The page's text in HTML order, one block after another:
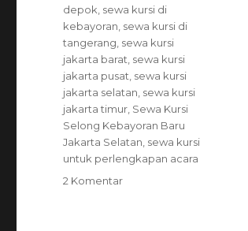
depok sewa kursi di
kebayoran sewa kursi di
tangerang sewa kursi
jakarta barat sewa kursi
jakarta pusat sewa kursi
jakarta selatan sewa kursi
jakarta timur Sewa Kursi
Selong Kebayoran Baru
Jakarta Selatan sewa kursi
untuk perlengkapan acara
2 Komentarpada